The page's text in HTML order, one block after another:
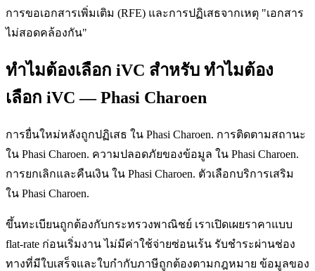
การขอเอกสารเพิ่มเติม (RFE) และการปฏิเสธจากเหตุ "เอกสาร
ไม่สอดคล้องกัน"
ทำไมต้องเลือก iVC สำหรับ ทำไมต้อง
เลือก iVC — Phasi Charoen
การยื่นใหม่หลังถูกปฏิเสธ ใน Phasi Charoen. การติดตามสถานะ
ใน Phasi Charoen. ความปลอดภัยของข้อมูล ใน Phasi Charoen.
การยกเลิกและคืนเงิน ใน Phasi Charoen. ตัวเลือกบริการเสริม
ใน Phasi Charoen.
ขึ้นทะเบียนถูกต้องกับกระทรวงพาณิชย์ เราเปิดเผยราคาแบบ
flat-rate ก่อนเริ่มงาน ไม่มีค่าใช้จ่ายซ่อนเร้น รับชำระผ่านช่อง
ทางที่มีใบเสร็จและใบกำกับภาษีถูกต้องตามกฎหมาย ข้อมูลของ